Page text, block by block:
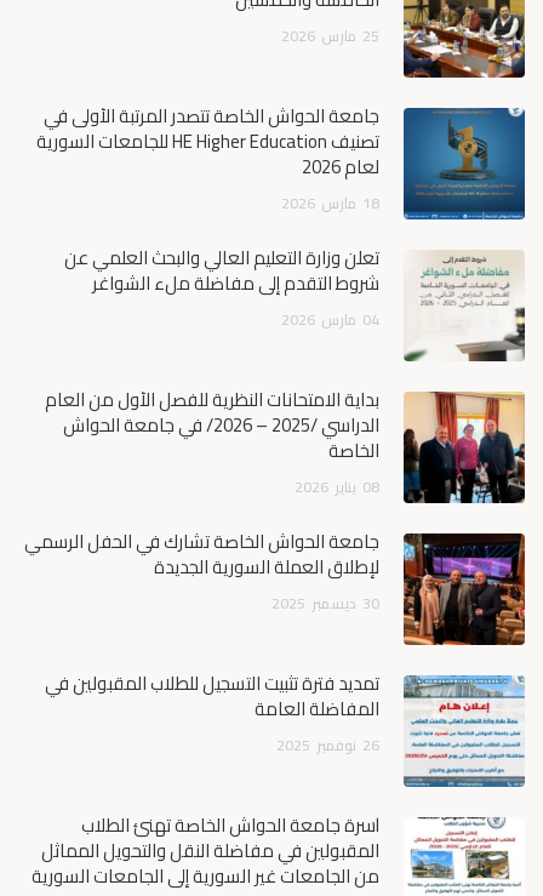
25 مارس 2026
جامعة الحواش الخاصة تتصدر المرتبة الأولى في
تصنيف HE Higher Education للجامعات السورية
لعام 2026
18 مارس 2026
تعلن وزارة التعليم العالي والبحث العلمي عن
شروط التقدم إلى مفاضلة ملء الشواغر
04 مارس 2026
بداية الامتحانات النظرية للفصل الأول من العام
الدراسي /2025 – 2026/ في جامعة الحواش
الخاصة
08 يناير 2026
جامعة الحواش الخاصة تشارك في الحفل الرسمي
لإطلاق العملة السورية الجديدة
30 ديسمبر 2025
تمديد فترة تثبيت التسجيل للطلاب المقبولين في
المفاضلة العامة
26 نوفمبر 2025
أسرة جامعة الحواش الخاصة تهنئ الطلاب
المقبولين في مفاضلة النقل والتحويل المماثل
من الجامعات غير السورية إلى الجامعات السورية